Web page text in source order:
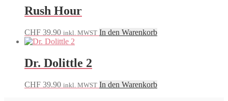
Rush Hour
CHF 39.90 inkl. MWST In den Warenkorb
Dr. Dolittle 2
CHF 39.90 inkl. MWST In den Warenkorb